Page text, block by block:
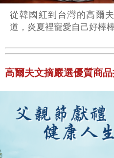
從韓國紅到台灣的高爾
道，炎夏裡寵愛自己好棒
高爾夫文摘嚴選優質商